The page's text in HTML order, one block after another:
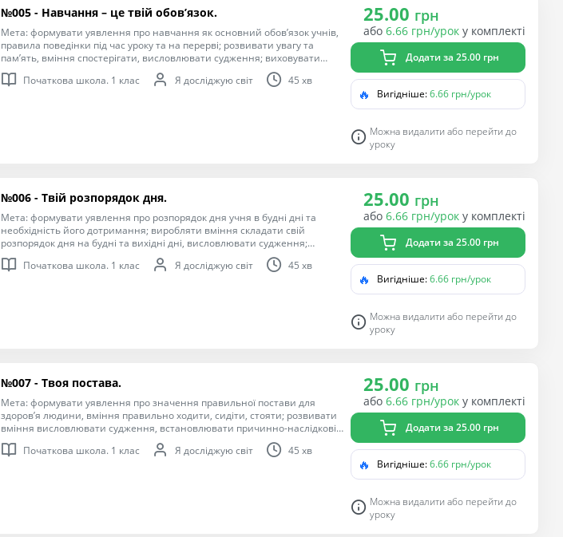
№005 - Навчання – це твій обов’язок.
Мета: формувати уявлення про навчання як основний обов’язок учнів,
правила поведінки під час уроку та на перерві; розвивати увагу та
пам’ять, вміння спостерігати, висловлювати судження; виховувати
бажання навчатися, дисциплінованість, ввічливість, охайність,
шанобливе ставлення до старших та однокласників, повагу до праці
Початкова школа. 1 клас Я досліджую світ 45 хв
25.00 грн
або 6.66 грн/урок у комплекті
Додати за 25.00 грн
🔥 Вигідніше:6.66 грн/урок
Можна видалити або перейти до
уроку
№006 - Твій розпорядок дня.
Мета: формувати уявлення про розпорядок дня учня в будні дні та
необхідність його дотримання; виробляти вміння складати свій
розпорядок дня на будні та вихідні дні, висловлювати судження;
розвивати вміння спостерігати, увагу та пам’ять; виховувати
дисциплінованість, охайність.
Початкова школа. 1 клас Я досліджую світ 45 хв
25.00 грн
або 6.66 грн/урок у комплекті
Додати за 25.00 грн
🔥 Вигідніше:6.66 грн/урок
Можна видалити або перейти до
уроку
№007 - Твоя постава.
Мета: формувати уявлення про значення правильної постави для
здоров’я людини, вміння правильно ходити, сидіти, стояти; розвивати
вміння висловлювати судження, встановлювати причинно-наслідкові
зв’язки, формулювати висновки; виховувати відповідальність за своє
здоров’я, охайність.
Початкова школа. 1 клас Я досліджую світ 45 хв
25.00 грн
або 6.66 грн/урок у комплекті
Додати за 25.00 грн
🔥 Вигідніше:6.66 грн/урок
Можна видалити або перейти до
уроку